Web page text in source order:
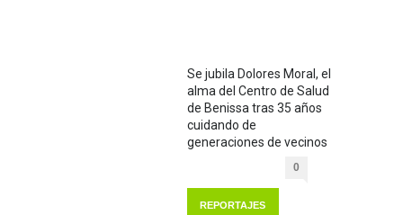
Se jubila Dolores Moral, el
alma del Centro de Salud
de Benissa tras 35 años
cuidando de
generaciones de vecinos
0
REPORTAJES